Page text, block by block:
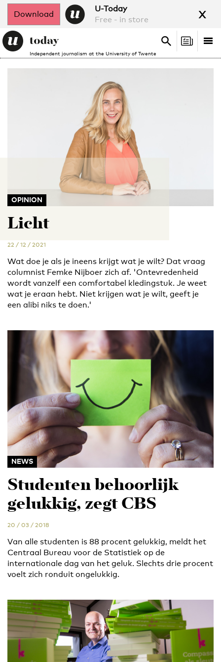
Download
U-Today
Free - in store
x
Independent journalism at the University of Twente
Search
Search
OPINION
Licht
22 / 12 / 2021
Wat doe je als je ineens krijgt wat je wilt? Dat vraag
columnist Femke Nijboer zich af. 'Ontevredenheid
wordt vanzelf een comfortabel kledingstuk. Je weet
wat je eraan hebt. Niet krijgen wat je wilt, geeft je
een alibi niks te doen.'
NEWS
Studenten behoorlijk
gelukkig, zegt CBS
20 / 03 / 2018
Van alle studenten is 88 procent gelukkig, meldt het
Centraal Bureau voor de Statistiek op de
internationale dag van het geluk. Slechts drie procent
voelt zich ronduit ongelukkig.